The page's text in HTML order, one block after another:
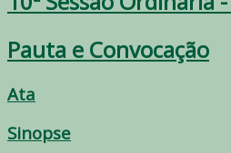
Pauta e Convocação
Ata
Sinopse